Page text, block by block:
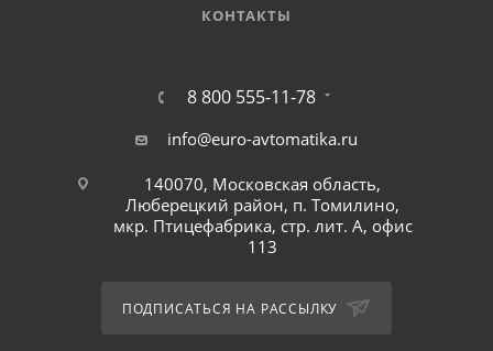
КОНТАКТЫ
8 800 555-11-78
info@euro-avtomatika.ru
140070, Московская область,
Люберецкий район, п. Томилино,
мкр. Птицефабрика, стр. лит. А, офис
113
ПОДПИСАТЬСЯ НА РАССЫЛКУ